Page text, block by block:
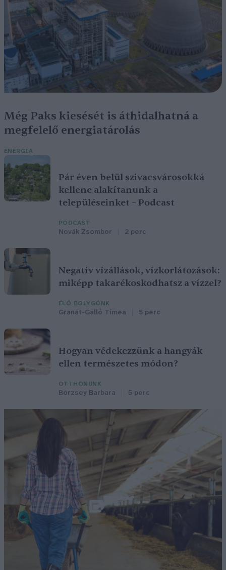
Még Paks kiesését is áthidalhatná a
megfelelő energiatárolás
ENERGIA
Pár éven belül szivacsvárosokká
kellene alakítanunk a
településeinket – Podcast
PODCAST
Novák Zsombor 2 perc
Negatív vízállások, vízkorlátozások:
miképp takarékoskodhatsz a vízzel?
ÉLŐ BOLYGÓNK
Granát-Galló Tímea 5 perc
Hogyan védekezzünk a hangyák
ellen természetes módon?
OTTHONUNK
Börzsey Barbara 5 perc